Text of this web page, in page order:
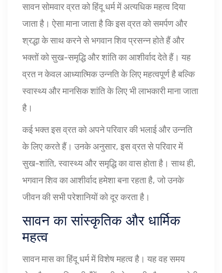
सावन सोमवार व्रत को हिंदू धर्म में अत्यधिक महत्व दिया
जाता है। ऐसा माना जाता है कि इस व्रत को समर्पण और
श्रद्धा के साथ करने से भगवान शिव प्रसन्न होते हैं और
भक्तों को सुख-समृद्धि और शांति का आशीर्वाद देते हैं। यह
व्रत न केवल आध्यात्मिक उन्नति के लिए महत्वपूर्ण है बल्कि
स्वास्थ्य और मानसिक शांति के लिए भी लाभकारी माना जाता
है।
कई भक्त इस व्रत को अपने परिवार की भलाई और उन्नति
के लिए करते हैं। उनके अनुसार, इस व्रत से परिवार में
सुख-शांति, स्वास्थ्य और समृद्धि का वास होता है। साथ ही,
भगवान शिव का आशीर्वाद हमेशा बना रहता है, जो उनके
जीवन की सभी परेशानियों को दूर करता है।
सावन का सांस्कृतिक और धार्मिक
महत्व
सावन मास का हिंदू धर्म में विशेष महत्व है। यह वह समय